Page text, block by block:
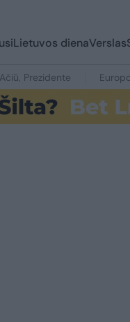
Lietuvos dienaVerslas
Ačiū, Prezidente